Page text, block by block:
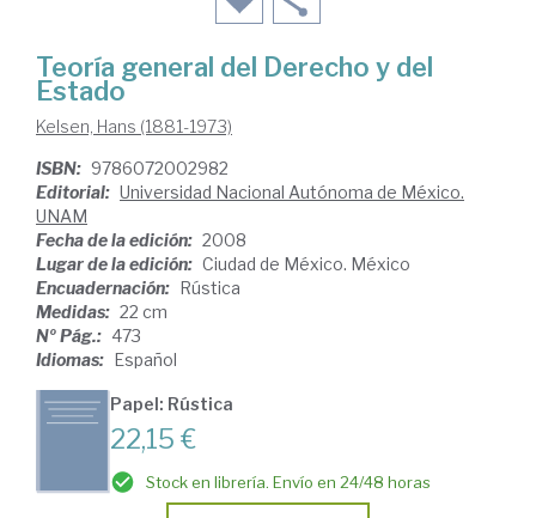
Teoría general del Derecho y del
Estado
Kelsen, Hans (1881-1973)
ISBN: 9786072002982
Editorial: Universidad Nacional Autónoma de México.
UNAM
Fecha de la edición: 2008
Lugar de la edición: Ciudad de México. México
Encuadernación: Rústica
Medidas: 22 cm
Nº Pág.: 473
Idiomas: Español
Papel: Rústica
22,15 €
Stock en librería. Envío en 24/48 horas